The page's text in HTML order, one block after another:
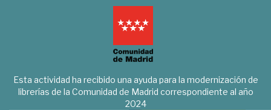
Esta actividad ha recibido una ayuda para la modernización de
librerías de la Comunidad de Madrid correspondiente al año
2024